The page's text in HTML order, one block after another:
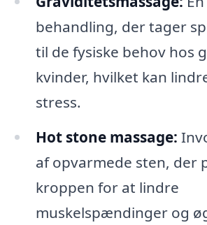
behandling, der tager
til de fysiske behov hos
kvinder, hvilket kan
stress.
Hot stone massage:
af opvarmede sten, der
kroppen for at lindre
muskelspændinger og